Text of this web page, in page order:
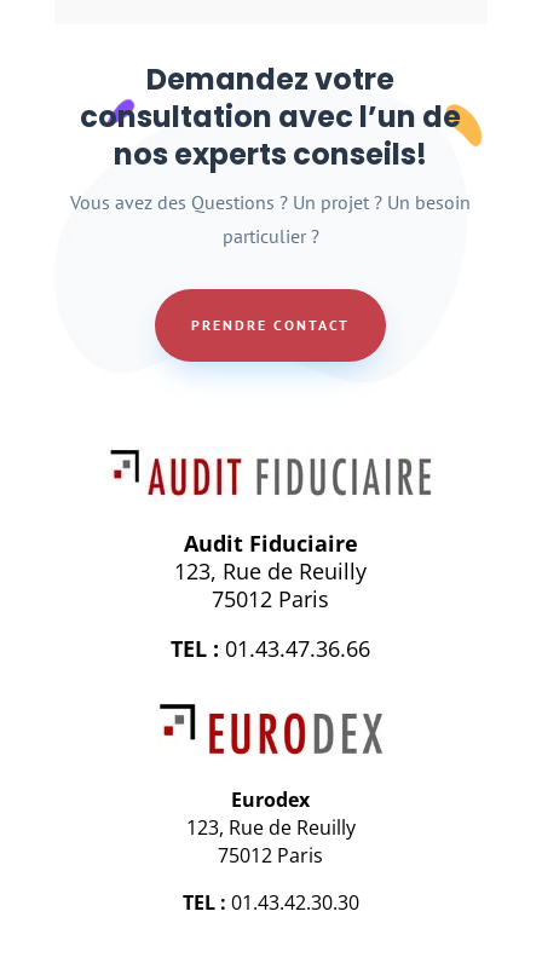
Demandez votre
consultation avec l’un de
nos experts conseils!
Vous avez des Questions ? Un projet ? Un besoin
particulier ?
PRENDRE CONTACT
Audit Fiduciaire
123, Rue de Reuilly
75012 Paris
TEL : 01.43.47.36.66
Eurodex
123, Rue de Reuilly
75012 Paris
TEL : 01.43.42.30.30